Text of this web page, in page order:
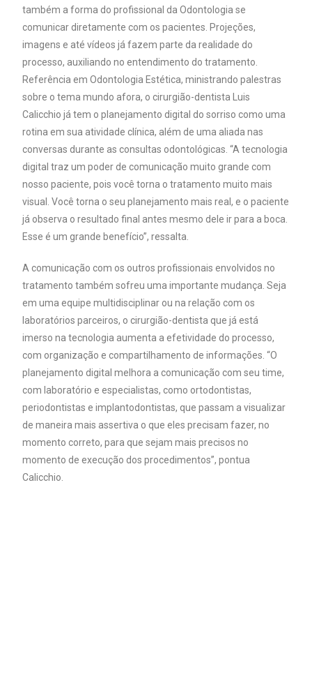
também a forma do profissional da Odontologia se
comunicar diretamente com os pacientes. Projeções,
imagens e até vídeos já fazem parte da realidade do
processo, auxiliando no entendimento do tratamento.
Referência em Odontologia Estética, ministrando palestras
sobre o tema mundo afora, o cirurgião-dentista Luis
Calicchio já tem o planejamento digital do sorriso como uma
rotina em sua atividade clínica, além de uma aliada nas
conversas durante as consultas odontológicas. “A tecnologia
digital traz um poder de comunicação muito grande com
nosso paciente, pois você torna o tratamento muito mais
visual. Você torna o seu planejamento mais real, e o paciente
já observa o resultado final antes mesmo dele ir para a boca.
Esse é um grande benefício”, ressalta.
A comunicação com os outros profissionais envolvidos no
tratamento também sofreu uma importante mudança. Seja
em uma equipe multidisciplinar ou na relação com os
laboratórios parceiros, o cirurgião-dentista que já está
imerso na tecnologia aumenta a efetividade do processo,
com organização e compartilhamento de informações. “O
planejamento digital melhora a comunicação com seu time,
com laboratório e especialistas, como ortodontistas,
periodontistas e implantodontistas, que passam a visualizar
de maneira mais assertiva o que eles precisam fazer, no
momento correto, para que sejam mais precisos no
momento de execução dos procedimentos”, pontua
Calicchio.